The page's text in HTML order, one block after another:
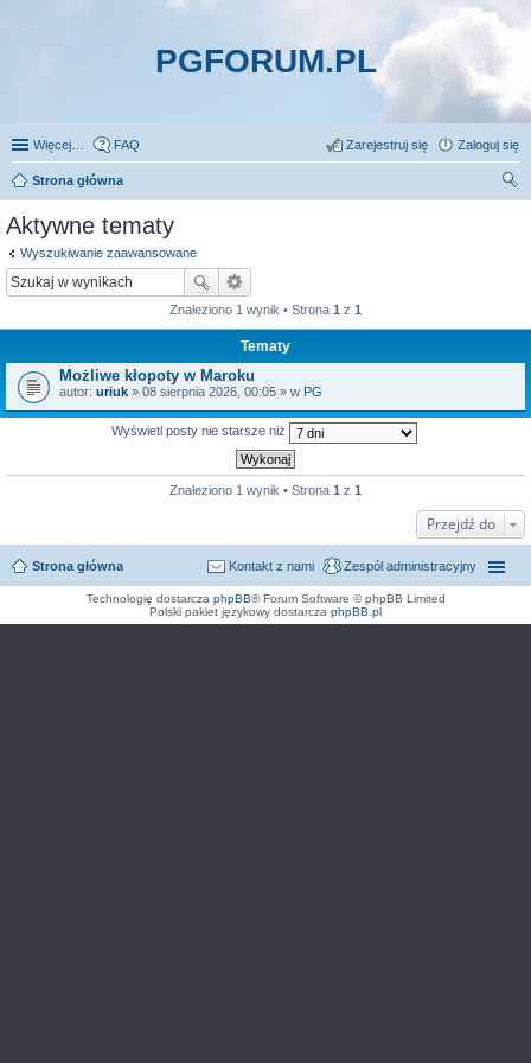
PGFORUM.PL
Więcej… FAQ Zaloguj się
Zarejestruj się
Strona główna
Aktywne tematy
Wyszukiwanie zaawansowane
Znaleziono 1 wynik • Strona 1 z 1
Tematy
Możliwe kłopoty w Maroku
autor: uriuk » 08 sierpnia 2026, 00:05 » w PG
Wyświetl posty nie starsze niż
Znaleziono 1 wynik • Strona 1 z 1
Przejdź do
Strona główna Zespół administracyjny
Kontakt z nami
Technologię dostarcza phpBB® Forum Software © phpBB Limited
Polski pakiet językowy dostarcza phpBB.pl